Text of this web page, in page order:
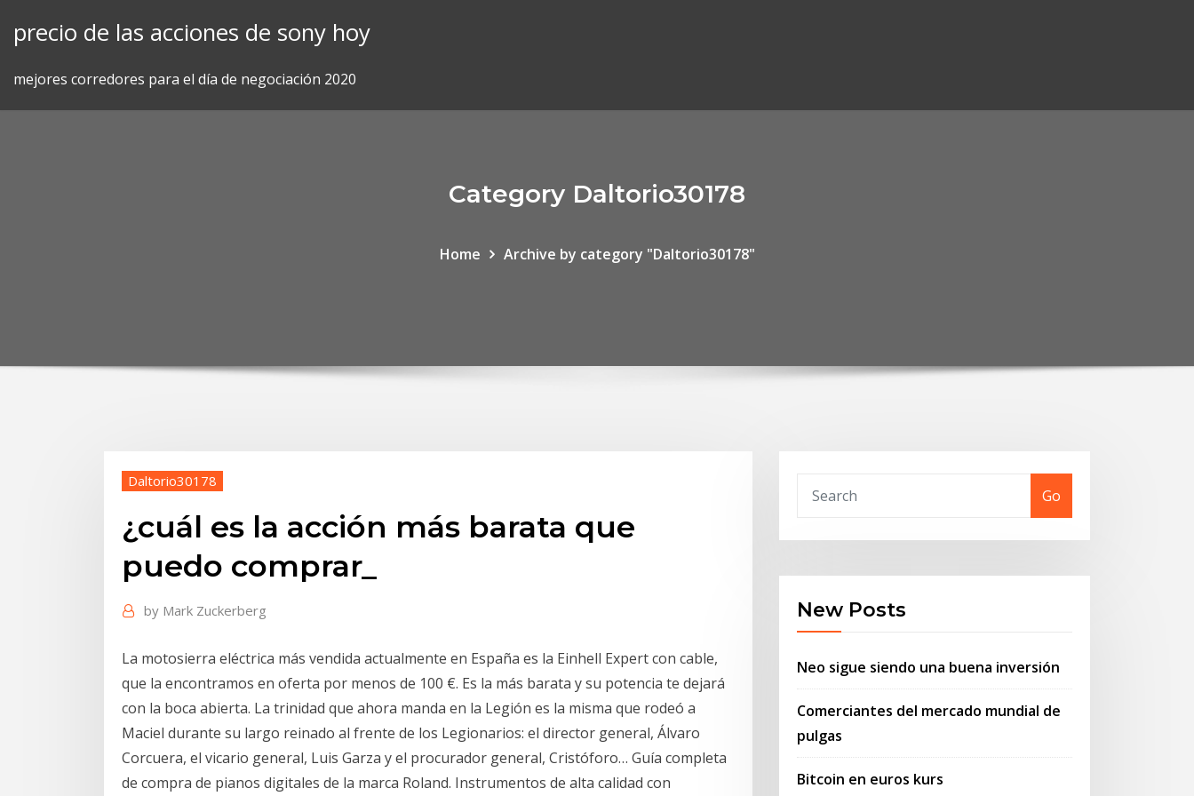
precio de las acciones de sony hoy
mejores corredores para el día de negociación 2020
Category Daltorio30178
Home Archive by category "Daltorio30178"
Daltorio30178
¿cuál es la acción más barata que
puedo comprar_
by Mark Zuckerberg
La motosierra eléctrica más vendida actualmente en España es la Einhell Expert con cable,
que la encontramos en oferta por menos de 100 €. Es la más barata y su potencia te dejará
con la boca abierta. La trinidad que ahora manda en la Legión es la misma que rodeó a
Maciel durante su largo reinado al frente de los Legionarios: el director general, Álvaro
Corcuera, el vicario general, Luis Garza y el procurador general, Cristóforo… Guía completa
de compra de pianos digitales de la marca Roland. Instrumentos de alta calidad con
Go
New Posts
Neo sigue siendo una buena inversión
Comerciantes del mercado mundial de
pulgas
Bitcoin en euros kurs